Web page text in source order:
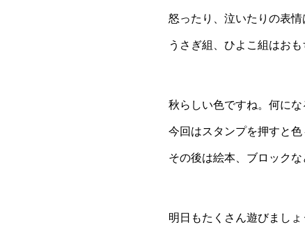
怒ったり、泣いたりの表
うさぎ組、ひよこ組はお
秋らしい色ですね。何にな
今回はスタンプを押すと色
その後は絵本、ブロックな
明日もたくさん遊びましょ